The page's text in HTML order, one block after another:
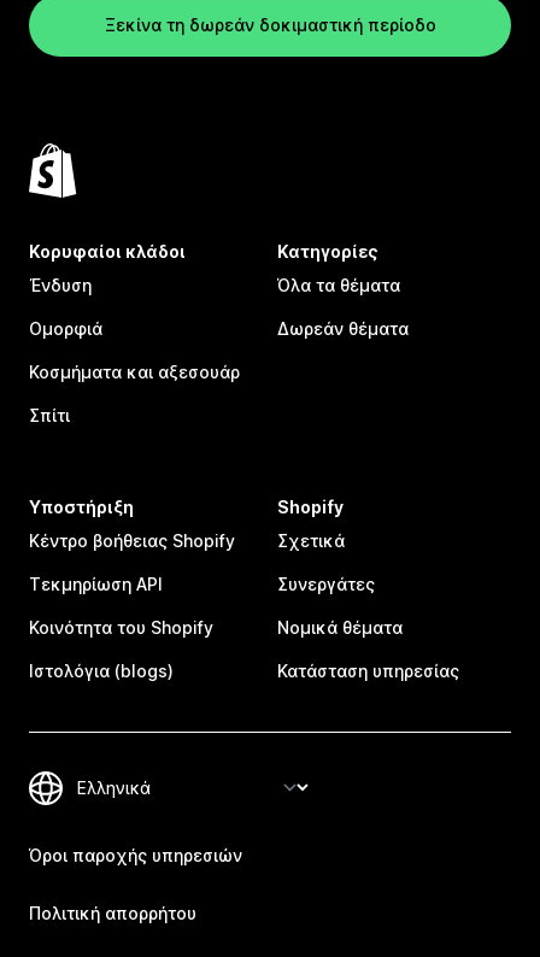
Ξεκίνα τη δωρεάν δοκιμαστική περίοδο
Κορυφαίοι κλάδοι
Ένδυση
Ομορφιά
Κοσμήματα και αξεσουάρ
Σπίτι
Κατηγορίες
Όλα τα θέματα
Δωρεάν θέματα
Υποστήριξη
Κέντρο βοήθειας Shopify
Τεκμηρίωση API
Κοινότητα του Shopify
Ιστολόγια (blogs)
Shopify
Σχετικά
Συνεργάτες
Νομικά θέματα
Κατάσταση υπηρεσίας
Όροι παροχής υπηρεσιών
Πολιτική απορρήτου